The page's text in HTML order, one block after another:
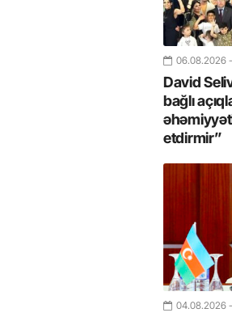
06.08.2026
David
bağlı
etdirmir”
04.08.2026